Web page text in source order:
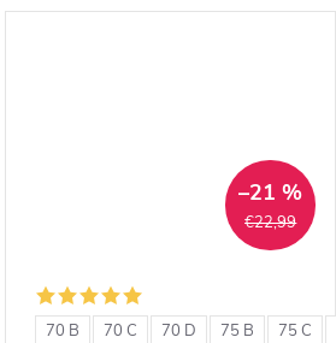
€22,99
–21 %
70 B 70 C 70 D 75 B 75 C